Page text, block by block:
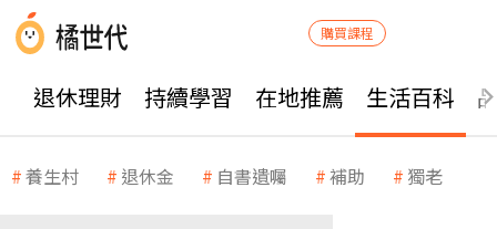
購買課程
退休理財 持續學習 在地推薦 生活百科
養生村 退休金 自書遺囑 補助 獨老